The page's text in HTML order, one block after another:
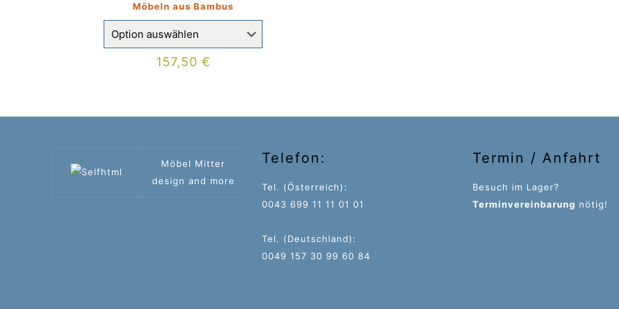
Möbeln aus Bambus
157,50 €
Möbel Mitter
design and more
Telefon:
Tel. (Österreich):
0043 699 11 11 01 01
Tel. (Deutschland):
0049 157 30 99 60 84
Termin / Anfahrt
Besuch im Lager?
Terminvereinbarung nötig!